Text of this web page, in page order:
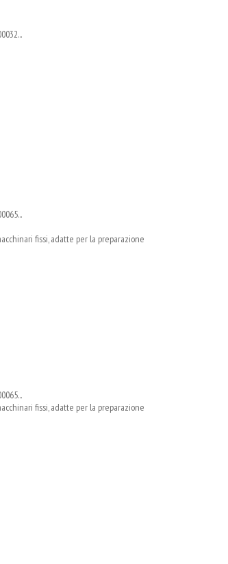
fissi, adatte per la preparazione
fissi, adatte per la preparazione